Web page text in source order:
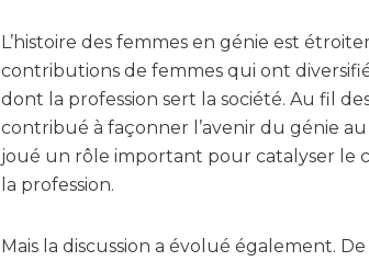
L’histoire des femmes en génie est
contributions de femmes qui ont
dont la profession sert la société. Au fil
contribué à façonner l’avenir du génie au
joué un rôle important pour catalyser le
la profession.
Mais la discussion a évolué également.